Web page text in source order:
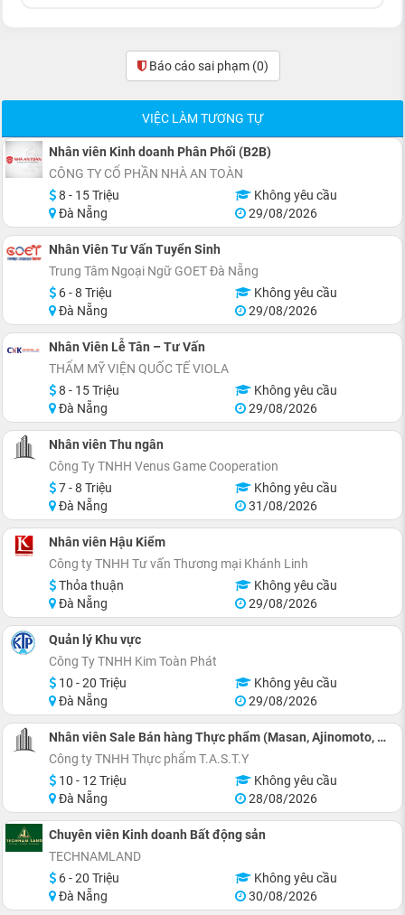
Báo cáo sai phạm (0)
VIỆC LÀM TƯƠNG TỰ
Nhân viên Kinh doanh Phân Phối (B2B)
CÔNG TY CỔ PHẦN NHÀ AN TOÀN
8 - 15 Triệu
Không yêu cầu
Đà Nẵng
29/08/2026
Nhân Viên Tư Vấn Tuyển Sinh
Trung Tâm Ngoại Ngữ GOET Đà Nẵng
6 - 8 Triệu
Không yêu cầu
Đà Nẵng
29/08/2026
Nhân Viên Lễ Tân – Tư Vấn
THẨM MỸ VIỆN QUỐC TẾ VIOLA
8 - 15 Triệu
Không yêu cầu
Đà Nẵng
29/08/2026
Nhân viên Thu ngân
Công Ty TNHH Venus Game Cooperation
7 - 8 Triệu
Không yêu cầu
Đà Nẵng
31/08/2026
Nhân viên Hậu Kiểm
Công ty TNHH Tư vấn Thương mại Khánh Linh
Thỏa thuận
Không yêu cầu
Đà Nẵng
29/08/2026
Quản lý Khu vực
Công Ty TNHH Kim Toàn Phát
10 - 20 Triệu
Không yêu cầu
Đà Nẵng
29/08/2026
Nhân viên Sale Bán hàng Thực phẩm (Masan, Ajinomoto, Wilmar)
Công ty TNHH Thực phẩm T.A.S.T.Y
10 - 12 Triệu
Không yêu cầu
Đà Nẵng
28/08/2026
Chuyên viên Kinh doanh Bất động sản
TECHNAMLAND
6 - 20 Triệu
Không yêu cầu
Đà Nẵng
30/08/2026